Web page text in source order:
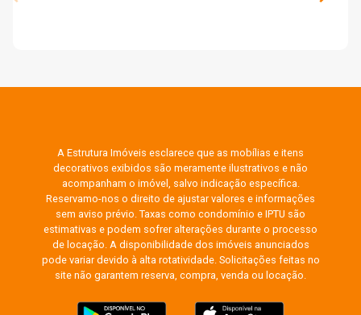
A Estrutura Imóveis esclarece que as mobílias e itens
decorativos exibidos são meramente ilustrativos e não
acompanham o imóvel, salvo indicação específica.
Reservamo-nos o direito de ajustar valores e informações
sem aviso prévio. Taxas como condomínio e IPTU são
estimativas e podem sofrer alterações durante o processo
de locação. A disponibilidade dos imóveis anunciados
pode variar devido à alta rotatividade. Solicitações feitas no
site não garantem reserva, compra, venda ou locação.